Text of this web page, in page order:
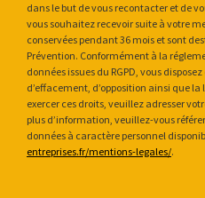
dans le but de vous recontacter et de
vous souhaitez recevoir suite à votre
conservées pendant 36 mois et sont
Prévention. Conformément à la
données issues du RGPD, vous
d’effacement, d’opposition ainsi que
exercer ces droits, veuillez adresser
plus d’information, veuillez-vous
données à caractère personnel
entreprises.fr/mentions-legales/.